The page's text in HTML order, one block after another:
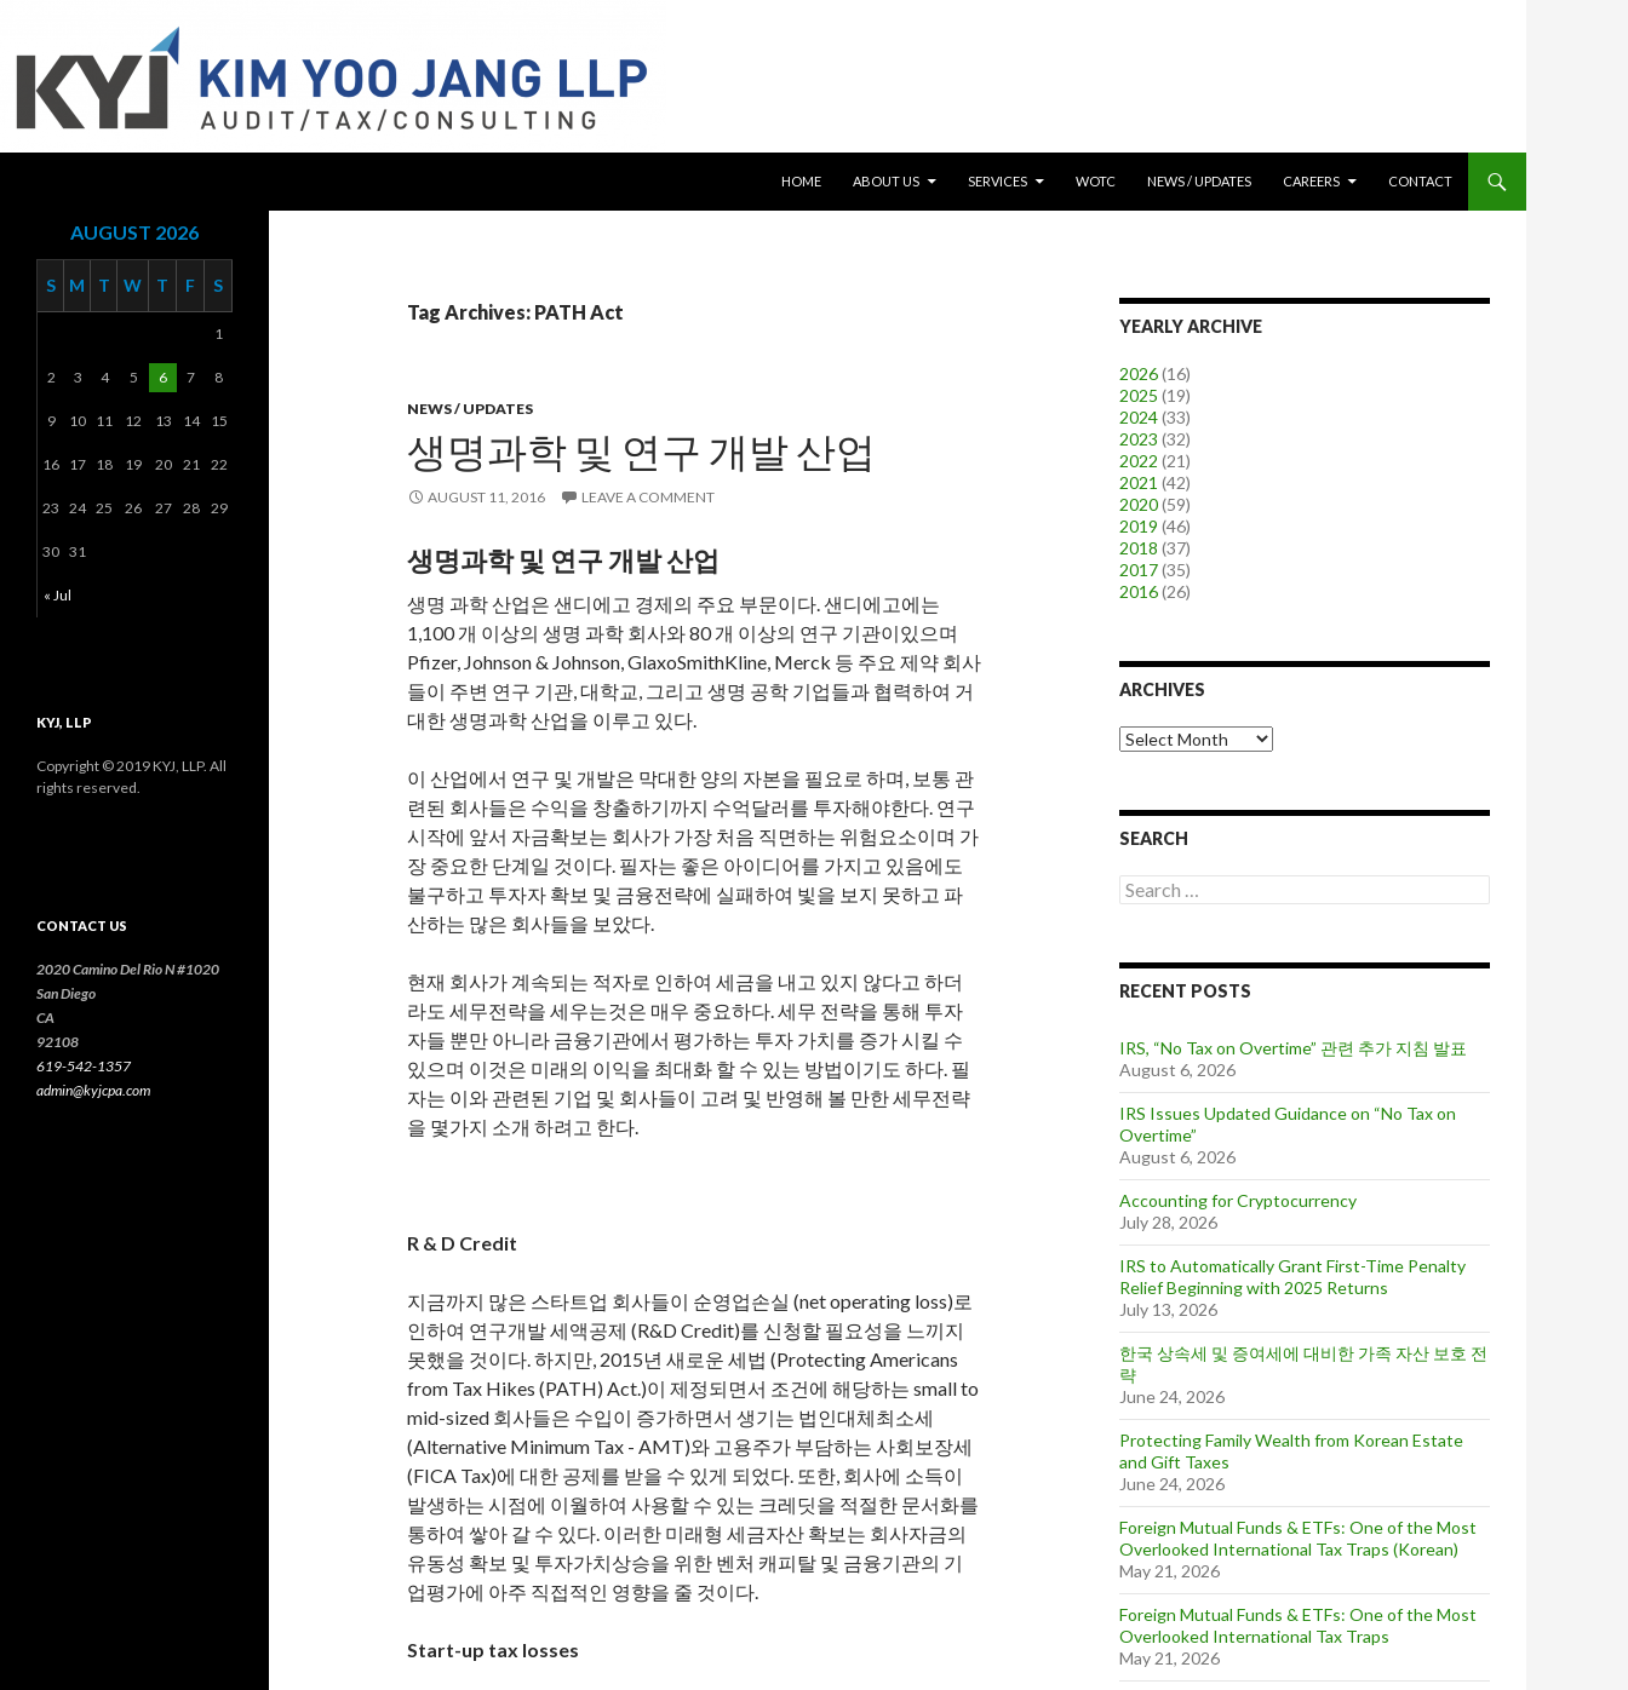
HOME
ABOUT US SERVICES WOTC NEWS / UPDATES CAREERS CONTACT
Tag Archives: PATH Act
NEWS / UPDATES
생명과학 및 연구 개발 산업
AUGUST 11, 2016 LEAVE A COMMENT
생명과학 및 연구 개발 산업
생명 과학 산업은 샌디에고 경제의 주요 부문이다. 샌디에고에는
1,100 개 이상의 생명 과학 회사와 80 개 이상의 연구 기관이있으며
Pfizer, Johnson & Johnson, GlaxoSmithKline, Merck 등 주요 제약 회사
들이 주변 연구 기관, 대학교, 그리고 생명 공학 기업들과 협력하여 거
대한 생명과학 산업을 이루고 있다.
이 산업에서 연구 및 개발은 막대한 양의 자본을 필요로 하며, 보통 관
련된 회사들은 수익을 창출하기까지 수억달러를 투자해야한다. 연구
시작에 앞서 자금확보는 회사가 가장 처음 직면하는 위험요소이며 가
장 중요한 단계일 것이다. 필자는 좋은 아이디어를 가지고 있음에도
불구하고 투자자 확보 및 금융전략에 실패하여 빛을 보지 못하고 파
산하는 많은 회사들을 보았다.
현재 회사가 계속되는 적자로 인하여 세금을 내고 있지 않다고 하더
라도 세무전략을 세우는것은 매우 중요하다. 세무 전략을 통해 투자
자들 뿐만 아니라 금융기관에서 평가하는 투자 가치를 증가 시킬 수
있으며 이것은 미래의 이익을 최대화 할 수 있는 방법이기도 하다. 필
자는 이와 관련된 기업 및 회사들이 고려 및 반영해 볼 만한 세무전략
을 몇가지 소개 하려고 한다.
R & D Credit
지금까지 많은 스타트업 회사들이 순영업손실 (net operating loss)로
인하여 연구개발 세액공제 (R&D Credit)를 신청할 필요성을 느끼지
못했을 것이다. 하지만, 2015년 새로운 세법 (Protecting Americans
from Tax Hikes (PATH) Act.)이 제정되면서 조건에 해당하는 small to
mid-sized 회사들은 수입이 증가하면서 생기는 법인대체최소세
(Alternative Minimum Tax - AMT)와 고용주가 부담하는 사회보장세
(FICA Tax)에 대한 공제를 받을 수 있게 되었다. 또한, 회사에 소득이
발생하는 시점에 이월하여 사용할 수 있는 크레딧을 적절한 문서화를
통하여 쌓아 갈 수 있다. 이러한 미래형 세금자산 확보는 회사자금의
유동성 확보 및 투자가치상승을 위한 벤처 캐피탈 및 금융기관의 기
업평가에 아주 직접적인 영향을 줄 것이다.
Start-up tax losses
YEARLY ARCHIVE
2026(16)
2025 (19)
2024(33)
2023 (32)
2022 (21)
2021 (42)
2020(59)
2019 (46)
2018 (37)
2017(35)
2016(26)
ARCHIVES
A
r
v
s
SEARCH
S
e
c
h
o
r
:
RECENT POSTS
IRS, “No Tax on Overtime” 관련 추가 지침 발표
August 6, 2026
IRS Issues Updated Guidance on “No Tax on
Overtime”
August 6, 2026
Accounting for Cryptocurrency
July 28, 2026
IRS to Automatically Grant First-Time Penalty
Relief Beginning with 2025 Returns
July 13, 2026
한국 상속세 및 증여세에 대비한 가족 자산 보호 전
략
June 24, 2026
Protecting Family Wealth from Korean Estate
and Gift Taxes
June 24, 2026
Foreign Mutual Funds & ETFs: One of the Most
Overlooked International Tax Traps (Korean)
May 21, 2026
Foreign Mutual Funds & ETFs: One of the Most
Overlooked International Tax Traps
May 21, 2026
AUGUST 2026
S M T W T F S
« Jul
1
2 3 4 5 6 7 8
9 10 11 12 13 14 15
16 17 18 19 20 21 22
23 24 25 26 27 28 29
30 31
KYJ, LLP
Copyright © 2019 KYJ, LLP. All
rights reserved.
CONTACT US
2020 Camino Del Rio N #1020
San Diego
CA
92108
619-542-1357
admin@kyjcpa.com